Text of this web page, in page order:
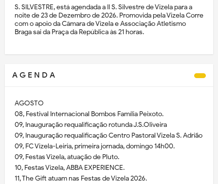
S. SILVESTRE, está agendada a II S. Silvestre de Vizela para a
noite de 23 de Dezembro de 2026. Promovida pela Vizela Corre
com o apoio da Câmara de Vizela e Associação Atletismo
Braga sai da Praça da República às 21 horas.
A G E N D A
AGOSTO
08, Festival Internacional Bombos Família Peixoto.
09, Inauguração requalificação rotunda J.S.Oliveira
09, Inauguração requalificação Centro Pastoral Vizela S. Adrião
09, FC Vizela-Leiria, primeira jornada, domingo 14h00.
09, Festas Vizela, atuação de Pluto.
10, Festas Vizela, ABBA EXPERIENCE.
11, The Gift atuam nas Festas de Vizela 2026.